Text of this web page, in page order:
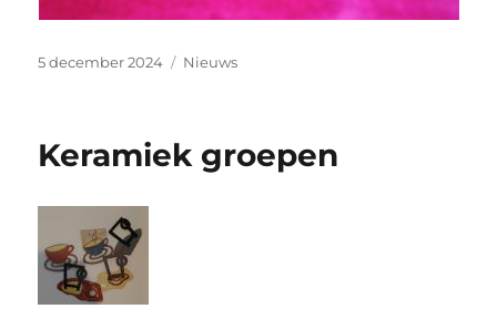
Geplaatst
5 december 2024 Categorieën
Nieuws
Keramiek groepen